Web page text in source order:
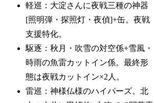
軽巡：大淀さんに夜戦三種の神器
[照明弾・探照灯・夜偵]+缶。夜戦
支援特化。
駆逐：秋月・吹雪の対空係+雪風・
時雨の魚雷カットイン係。最終形
態は夜戦カットイン×2人。
雷巡：神様仏様のハイパーズ。北